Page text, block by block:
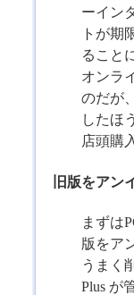
ーイン
トが期
ること
オンラ
のだが
したほ
店頭購
旧版をアン
まずは
版をア
うまく
Plus が